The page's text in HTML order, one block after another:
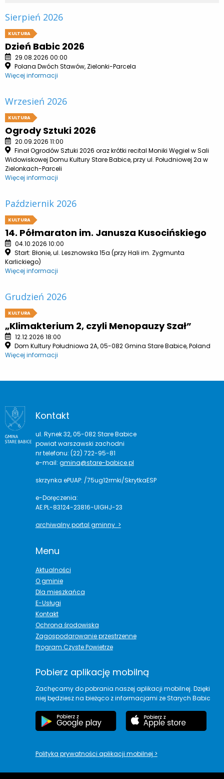
Sierpień 2026
KULTURA
Dzień Babic 2026
29.08.2026 00:00
Polana Dwóch Stawów, Zielonki-Parcela
Więcej informacji
Wrzesień 2026
KULTURA
Ogrody Sztuki 2026
20.09.2026 11:00
Finał Ogrodów Sztuki 2026 oraz krótki recital Moniki Węgiel w Sali
Widowiskowej Domu Kultury Stare Babice, przy ul. Południowej 2a w
Zielonkach-Parceli
Więcej informacji
Październik 2026
KULTURA
14. Półmaraton im. Janusza Kusocińskiego
04.10.2026 10:00
Start: Błonie, ul. Lesznowska 15a (przy Hali im. Zygmunta
Karlickiego)
Więcej informacji
Grudzień 2026
KULTURA
„Klimakterium 2, czyli Menopauzy Szał”
12.12.2026 18:00
Dom Kultury Południowa 2A, 05-082 Gmina Stare Babice, Poland
Więcej informacji
Kontakt
ul. Rynek 32, 05-082 Stare Babice
powiat warszawski zachodni
nr telefonu: (22) 722-95-81
e-mail: gmina@stare-babice.pl
skrzynka ePUAP: /75ug12rmki/SkrytkaESP
e-Doręczenia:
AE:PL-83124-23816-UIGHJ-23
archiwalny portal gminny >
Menu
Aktualności
O gminie
Dla mieszkańca
E-Usługi
Kontakt
Ochrona środowiska
Zagospodarowanie przestrzenne
Program Czyste Powietrze
Pobierz aplikację mobilną
Zachęcamy do pobrania naszej aplikacji mobilnej. Dzięki
niej będziesz na bieżąco z informacjami ze Starych Babic
Polityka prywatności aplikacji mobilnej >